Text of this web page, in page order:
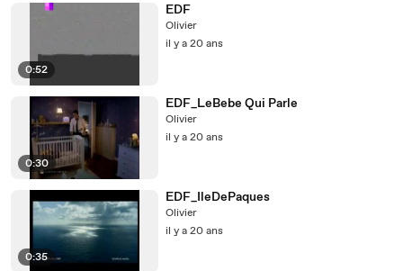
0:52
EDF
Olivier
il y a 20 ans
0:30
EDF_LeBebe Qui Parle
Olivier
il y a 20 ans
0:35
EDF_IleDePaques
Olivier
il y a 20 ans